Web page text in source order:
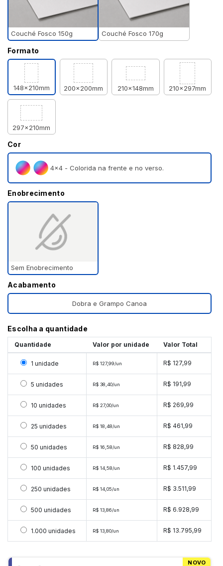
Couché Fosco 150g Couché Fosco 170g
Formato
148x210mm 200x200mm 210x148mm 210x297mm
297x210mm
Cor
4×4 - Colorida na frente e no verso.
Enobrecimento
Sem Enobrecimento
Acabamento
Dobra e Grampo Canoa
Escolha a quantidade
Quantidade Valor por unidade Valor Total
Selecionar 1 unidade
1 unidade R$ 127,99/un R$ 127,99
Selecionar 5 unidades
5 unidades R$ 38,40/un R$ 191,99
Selecionar 10 unidades
10 unidades R$ 27,00/un R$ 269,99
Selecionar 25 unidades
25 unidades R$ 18,48/un R$ 461,99
Selecionar 50 unidades
50 unidades R$ 16,58/un R$ 828,99
Selecionar 100 unidades
100 unidades R$ 14,58/un R$ 1.457,99
Selecionar 250 unidades
250 unidades R$ 14,05/un R$ 3.511,99
Selecionar 500 unidades
500 unidades R$ 13,86/un R$ 6.928,99
Selecionar 1000 unidades
1.000 unidades R$ 13,80/un R$ 13.795,99
NOVO